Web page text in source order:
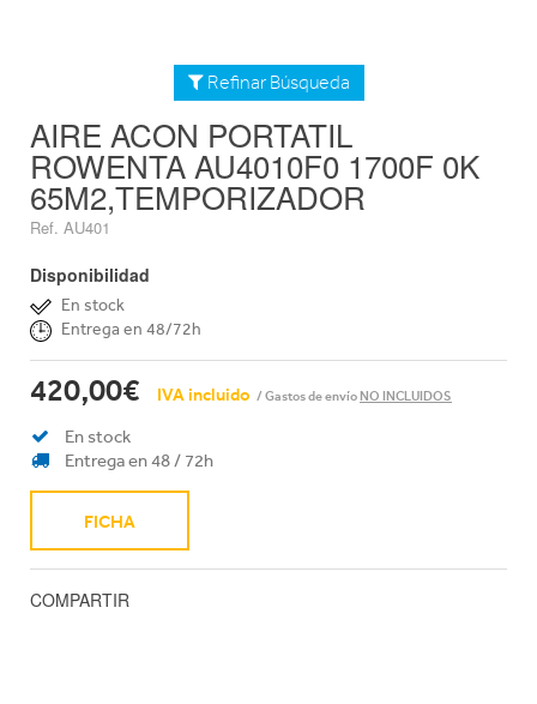
Refinar Búsqueda
AIRE ACON PORTATIL
ROWENTA AU4010F0 1700F 0K
65M2,TEMPORIZADOR
Ref. AU401
Disponibilidad
En stock
Entrega en 48/72h
420,00€ IVA incluido / Gastos de envíoNO INCLUIDOS
En stock
Entrega en 48 / 72h
FICHA
COMPARTIR